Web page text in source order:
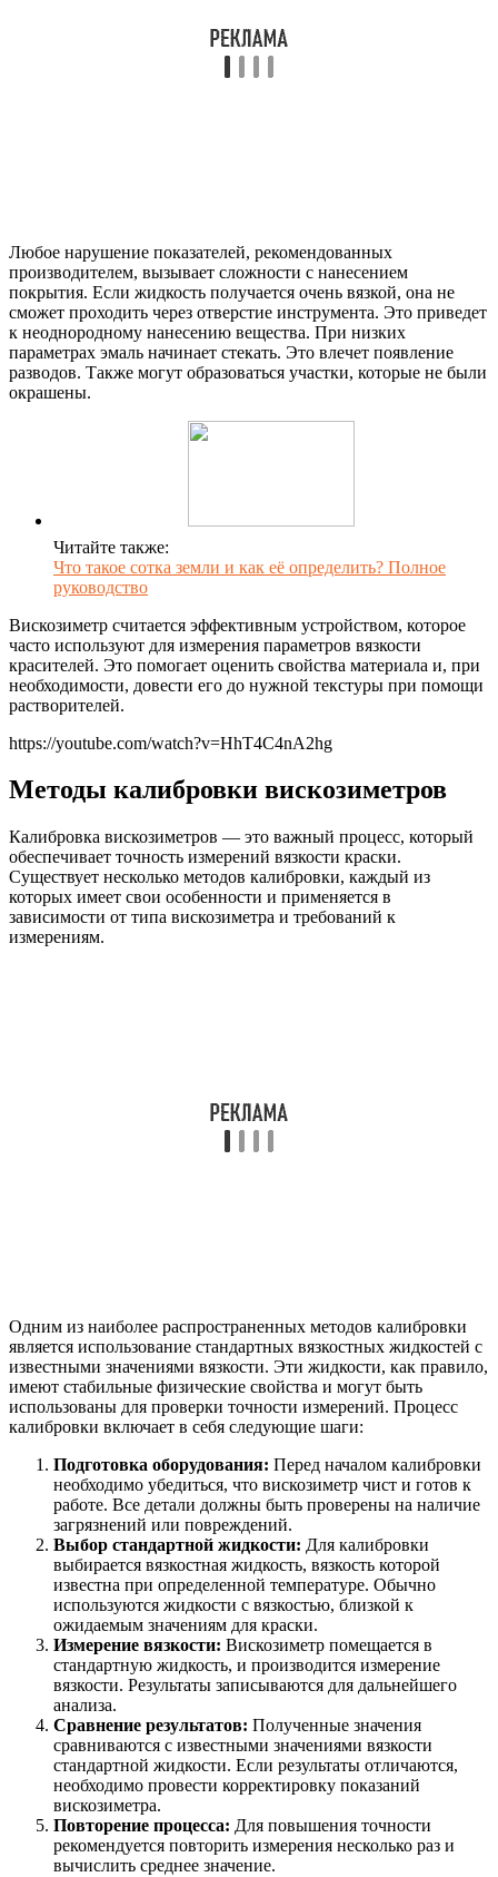
Любое нарушение показателей, рекомендованных
производителем, вызывает сложности с нанесением
покрытия. Если жидкость получается очень вязкой, она не
сможет проходить через отверстие инструмента. Это приведет
к неоднородному нанесению вещества. При низких
параметрах эмаль начинает стекать. Это влечет появление
разводов. Также могут образоваться участки, которые не были
окрашены.
Читайте также:
Что такое сотка земли и как её определить? Полное
руководство
Вискозиметр считается эффективным устройством, которое
часто используют для измерения параметров вязкости
красителей. Это помогает оценить свойства материала и, при
необходимости, довести его до нужной текстуры при помощи
растворителей.
https://youtube.com/watch?v=HhT4C4nA2hg
Методы калибровки вискозиметров
Калибровка вискозиметров — это важный процесс, который
обеспечивает точность измерений вязкости краски.
Существует несколько методов калибровки, каждый из
которых имеет свои особенности и применяется в
зависимости от типа вискозиметра и требований к
измерениям.
Одним из наиболее распространенных методов калибровки
является использование стандартных вязкостных жидкостей с
известными значениями вязкости. Эти жидкости, как правило,
имеют стабильные физические свойства и могут быть
использованы для проверки точности измерений. Процесс
калибровки включает в себя следующие шаги:
Подготовка оборудования: Перед началом калибровки
необходимо убедиться, что вискозиметр чист и готов к
работе. Все детали должны быть проверены на наличие
загрязнений или повреждений.
Выбор стандартной жидкости: Для калибровки
выбирается вязкостная жидкость, вязкость которой
известна при определенной температуре. Обычно
используются жидкости с вязкостью, близкой к
ожидаемым значениям для краски.
Измерение вязкости: Вискозиметр помещается в
стандартную жидкость, и производится измерение
вязкости. Результаты записываются для дальнейшего
анализа.
Сравнение результатов: Полученные значения
сравниваются с известными значениями вязкости
стандартной жидкости. Если результаты отличаются,
необходимо провести корректировку показаний
вискозиметра.
Повторение процесса: Для повышения точности
рекомендуется повторить измерения несколько раз и
вычислить среднее значение.